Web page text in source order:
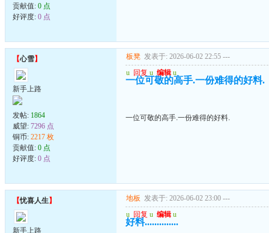
贡献值: 0 点
好评度: 0 点
【心雪】
新手上路
发帖: 1864
威望: 7296 点
铜币: 2217 枚
贡献值: 0 点
好评度: 0 点
板凳 发表于: 2026-06-02 22:55 ---
u 回复 u 编辑 u
一位可敬的高手.一份难得的好料.
一位可敬的高手.一份难得的好料.
【忧喜人生】
新手上路
地板 发表于: 2026-06-02 23:00 ---
u 回复 u 编辑 u
好料..............